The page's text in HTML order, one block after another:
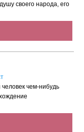
своего народа, его
чем-нибудь